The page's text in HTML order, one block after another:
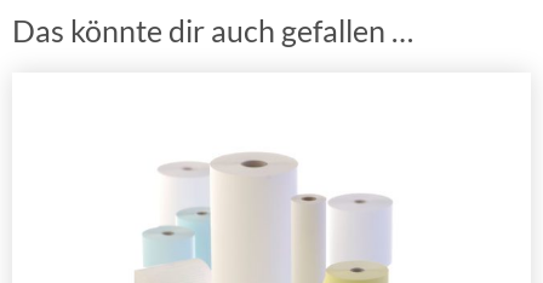
Das könnte dir auch gefallen …